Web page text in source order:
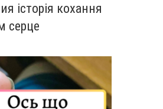
історія кохання
серце